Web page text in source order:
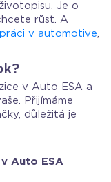
Je o
růst. A
v automotive,
v Auto ESA a
Přijímáme
důležitá je
Auto ESA